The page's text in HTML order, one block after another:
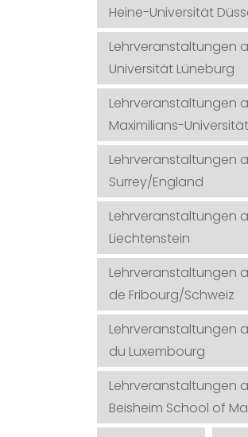
Heine-Universität
Lehrveranstaltungen
Universität Lüneburg
Lehrveranstaltungen
Maximilians-
Lehrveranstaltungen
Surrey/England
Lehrveranstaltungen
Liechtenstein
Lehrveranstaltungen
de Fribourg/Schweiz
Lehrveranstaltungen
du Luxembourg
Lehrveranstaltungen
Beisheim School of